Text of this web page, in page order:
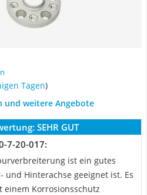
Tagen)
und weitere Angebote
SEHR GUT
7-20-017:
ist ein gutes
und Hinterachse geeignet ist. Es
Korrosionsschutz